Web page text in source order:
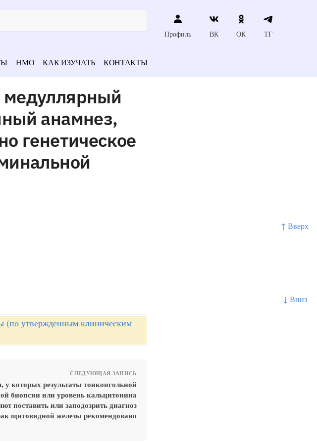
↑ Вверх
↓ Вниз
Профиль ВК ОК ТГ
НМО КАК ИЗУЧАТЬ КОНТАКТЫ
анамнез,
генетическое
(по утвержденным клиническим
СЛЕДУЮЩАЯ ЗАПИСЬ
у которых результаты тонкоигольной
биопсии или уровень кальцитонина
поставить или заподозрить диагноз
щитовидной железы рекомендовано